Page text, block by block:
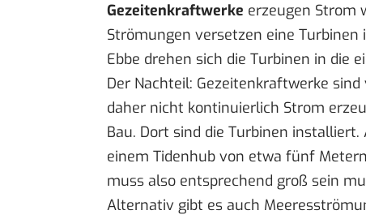
Gezeitenkraftwerke erzeugen Strom
Strömungen versetzen eine Turbinen
Ebbe drehen sich die Turbinen in die
Der Nachteil: Gezeitenkraftwerke
daher nicht kontinuierlich Strom
Bau. Dort sind die Turbinen
einem Tidenhub von etwa fünf
muss also entsprechend groß sein
Alternativ gibt es auch